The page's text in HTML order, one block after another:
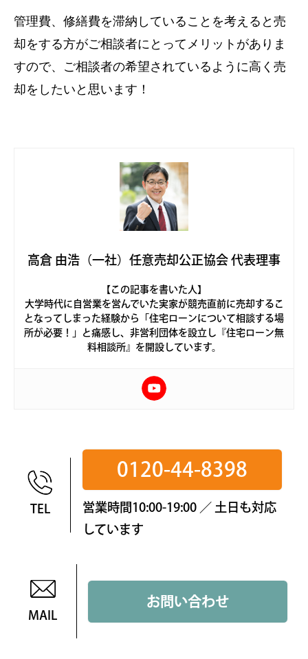
管理費、修繕費を滞納していることを考えると売
却をする方がご相談者にとってメリットがありま
すので、ご相談者の希望されているように高く売
却をしたいと思います！
高倉 由浩（一社）任意売却公正協会 代表理事
【この記事を書いた人】
大学時代に自営業を営んでいた実家が競売直前に売却するこ
となってしまった経験から「住宅ローンについて相談する場
所が必要！」と痛感し、非営利団体を設立し『住宅ローン無
料相談所』を開設しています。
TEL
0120-44-8398
営業時間10:00-19:00 ／ 土日も対応
しています
MAIL
お問い合わせ